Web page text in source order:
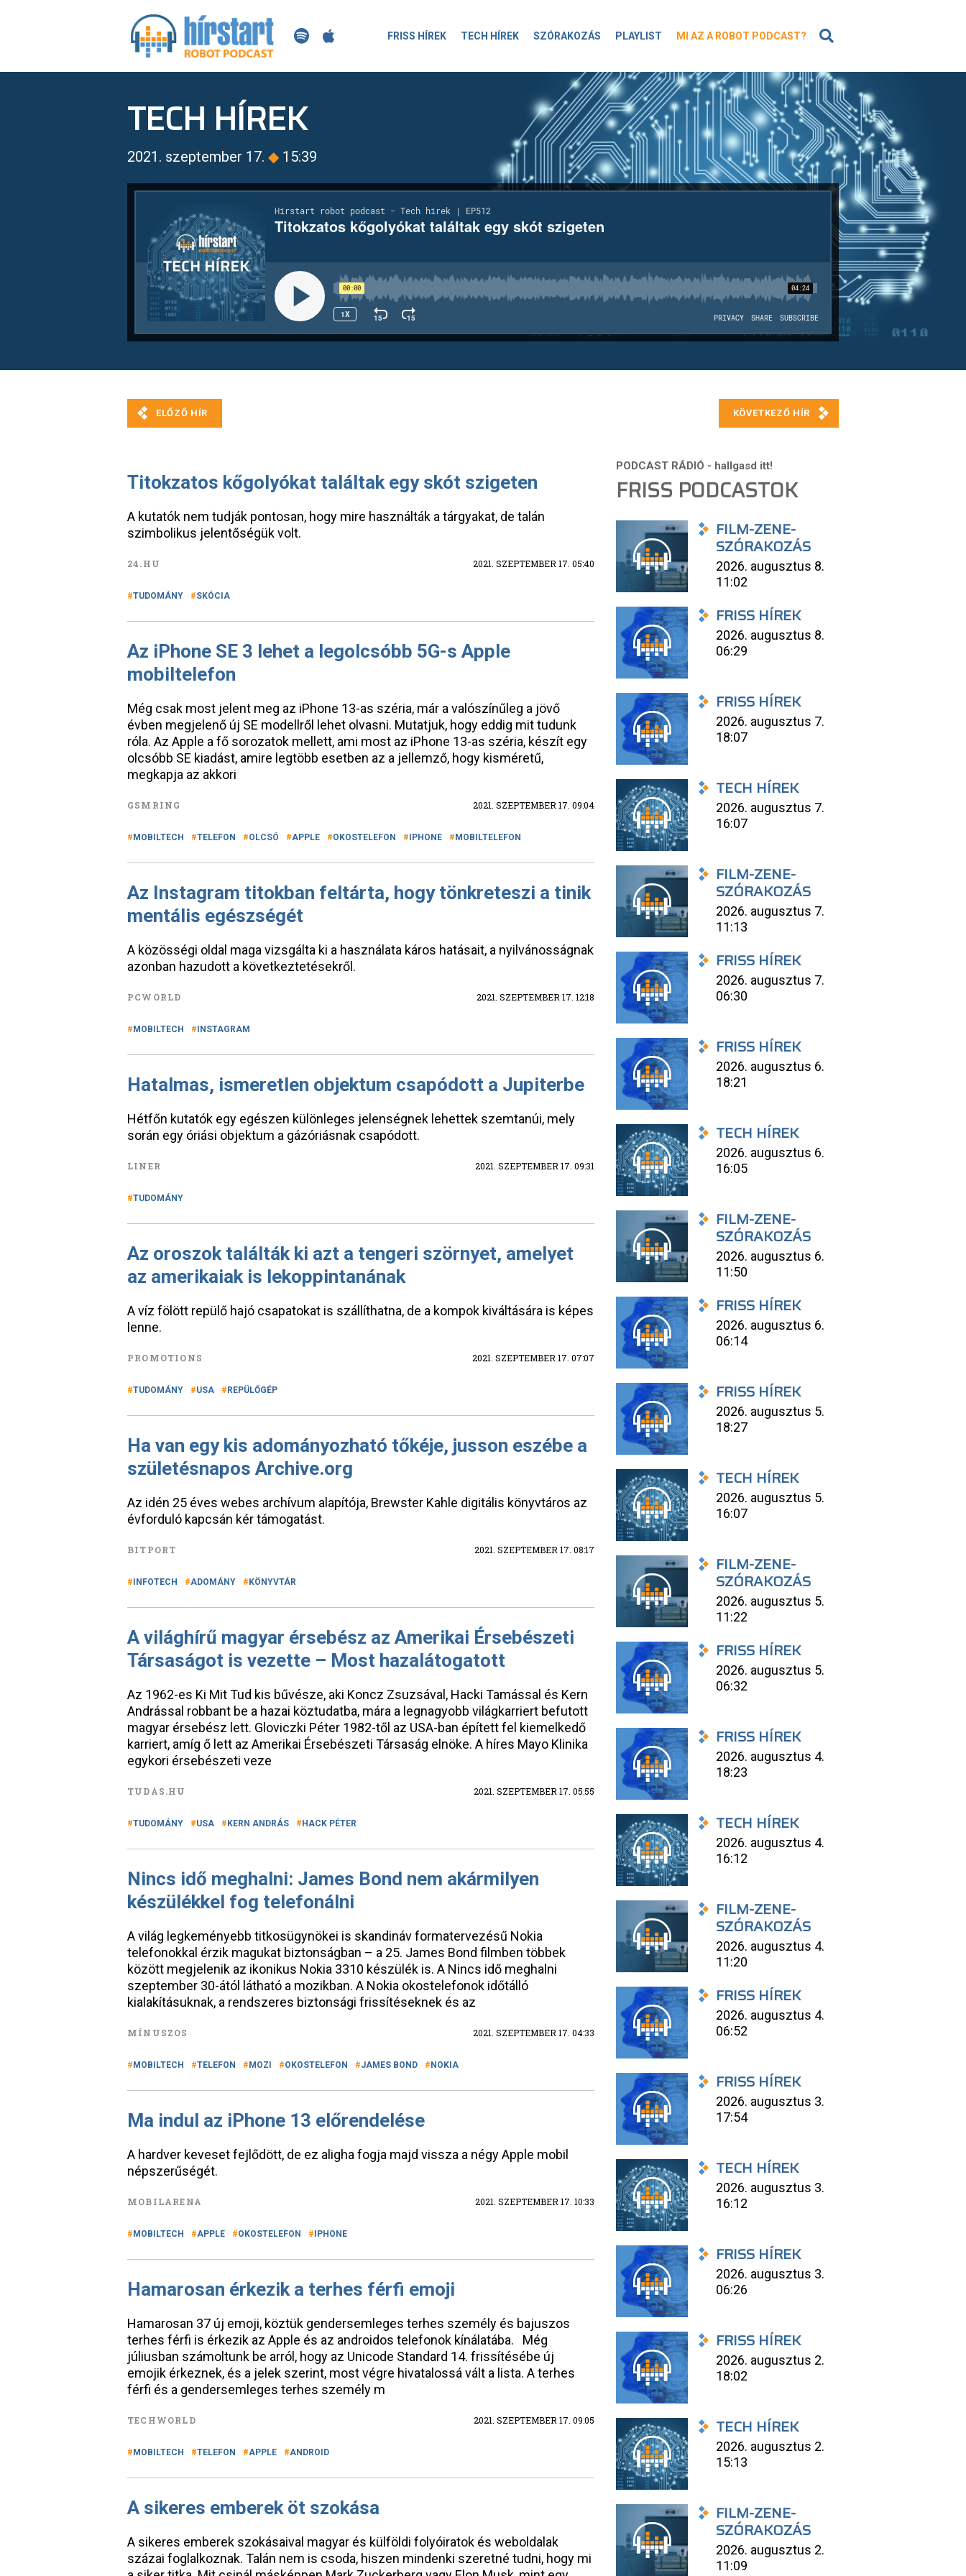
FRISS HÍREK TECH HÍREK SZÓRAKOZÁS PLAYLIST MI AZ A ROBOT PODCAST?
TECH HÍREK
2021. szeptember 17. ◆ 15:39
Titokzatos kőgolyókat találtak egy skót szigeten
A kutatók nem tudják pontosan, hogy mire használták a tárgyakat, de talán
szimbolikus jelentőségük volt.
24.HU 2021. SZEPTEMBER 17. 05:40
TUDOMÁNY SKÓCIA
Az iPhone SE 3 lehet a legolcsóbb 5G-s Apple
mobiltelefon
Még csak most jelent meg az iPhone 13-as széria, már a valószínűleg a jövő
évben megjelenő új SE modellről lehet olvasni. Mutatjuk, hogy eddig mit tudunk
róla. Az Apple a fő sorozatok mellett, ami most az iPhone 13-as széria, készít egy
olcsóbb SE kiadást, amire legtöbb esetben az a jellemző, hogy kisméretű,
megkapja az akkori
GSMRING 2021. SZEPTEMBER 17. 09:04
MOBILTECH TELEFON OLCSÓ APPLE OKOSTELEFON IPHONE MOBILTELEFON
Az Instagram titokban feltárta, hogy tönkreteszi a tinik
mentális egészségét
A közösségi oldal maga vizsgálta ki a használata káros hatásait, a nyilvánosságnak
azonban hazudott a következtetésekről.
PCWORLD 2021. SZEPTEMBER 17. 12:18
MOBILTECH INSTAGRAM
Hatalmas, ismeretlen objektum csapódott a Jupiterbe
Hétfőn kutatók egy egészen különleges jelenségnek lehettek szemtanúi, mely
során egy óriási objektum a gázóriásnak csapódott.
LINER 2021. SZEPTEMBER 17. 09:31
TUDOMÁNY
Az oroszok találták ki azt a tengeri szörnyet, amelyet
az amerikaiak is lekoppintanának
A víz fölött repülő hajó csapatokat is szállíthatna, de a kompok kiváltására is képes
lenne.
PROMOTIONS 2021. SZEPTEMBER 17. 07:07
TUDOMÁNY USA REPÜLŐGÉP
Ha van egy kis adományozható tőkéje, jusson eszébe a
születésnapos Archive.org
Az idén 25 éves webes archívum alapítója, Brewster Kahle digitális könyvtáros az
évforduló kapcsán kér támogatást.
BITPORT 2021. SZEPTEMBER 17. 08:17
INFOTECH ADOMÁNY KÖNYVTÁR
A világhírű magyar érsebész az Amerikai Érsebészeti
Társaságot is vezette – Most hazalátogatott
Az 1962-es Ki Mit Tud kis bűvésze, aki Koncz Zsuzsával, Hacki Tamással és Kern
Andrással robbant be a hazai köztudatba, mára a legnagyobb világkarriert befutott
magyar érsebész lett. Gloviczki Péter 1982-től az USA-ban épített fel kiemelkedő
karriert, amíg ő lett az Amerikai Érsebészeti Társaság elnöke. A híres Mayo Klinika
egykori érsebészeti veze
TUDÁS.HU 2021. SZEPTEMBER 17. 05:55
TUDOMÁNY USA KERN ANDRÁS HACK PÉTER
Nincs idő meghalni: James Bond nem akármilyen
készülékkel fog telefonálni
A világ legkeményebb titkosügynökei is skandináv formatervezésű Nokia
telefonokkal érzik magukat biztonságban – a 25. James Bond filmben többek
között megjelenik az ikonikus Nokia 3310 készülék is. A Nincs idő meghalni
szeptember 30-ától látható a mozikban. A Nokia okostelefonok időtálló
kialakításuknak, a rendszeres biztonsági frissítéseknek és az
MÍNUSZOS 2021. SZEPTEMBER 17. 04:33
MOBILTECH TELEFON MOZI OKOSTELEFON JAMES BOND NOKIA
Ma indul az iPhone 13 előrendelése
A hardver keveset fejlődött, de ez aligha fogja majd vissza a négy Apple mobil
népszerűségét.
MOBILARENA 2021. SZEPTEMBER 17. 10:33
MOBILTECH APPLE OKOSTELEFON IPHONE
Hamarosan érkezik a terhes férfi emoji
Hamarosan 37 új emoji, köztük gendersemleges terhes személy és bajuszos
terhes férfi is érkezik az Apple és az androidos telefonok kínálatába. Még
júliusban számoltunk be arról, hogy az Unicode Standard 14. frissítésébe új
emojik érkeznek, és a jelek szerint, most végre hivatalossá vált a lista. A terhes
férfi és a gendersemleges terhes személy m
TECHWORLD 2021. SZEPTEMBER 17. 09:05
MOBILTECH TELEFON APPLE ANDROID
A sikeres emberek öt szokása
A sikeres emberek szokásaival magyar és külföldi folyóiratok és weboldalak
százai foglalkoznak. Talán nem is csoda, hiszen mindenki szeretné tudni, hogy mi
FRISS PODCASTOK
FILM-ZENE-
SZÓRAKOZÁS
2026. augusztus 8.
11:02
FRISS HÍREK
2026. augusztus 8.
06:29
FRISS HÍREK
2026. augusztus 7.
18:07
TECH HÍREK
2026. augusztus 7.
16:07
FILM-ZENE-
SZÓRAKOZÁS
2026. augusztus 7.
11:13
FRISS HÍREK
2026. augusztus 7.
06:30
FRISS HÍREK
2026. augusztus 6.
18:21
TECH HÍREK
2026. augusztus 6.
16:05
FILM-ZENE-
SZÓRAKOZÁS
2026. augusztus 6.
11:50
FRISS HÍREK
2026. augusztus 6.
06:14
FRISS HÍREK
2026. augusztus 5.
18:27
TECH HÍREK
2026. augusztus 5.
16:07
FILM-ZENE-
SZÓRAKOZÁS
2026. augusztus 5.
11:22
FRISS HÍREK
2026. augusztus 5.
06:32
FRISS HÍREK
2026. augusztus 4.
18:23
TECH HÍREK
2026. augusztus 4.
16:12
FILM-ZENE-
SZÓRAKOZÁS
2026. augusztus 4.
11:20
FRISS HÍREK
2026. augusztus 4.
06:52
FRISS HÍREK
2026. augusztus 3.
17:54
TECH HÍREK
2026. augusztus 3.
16:12
FRISS HÍREK
2026. augusztus 3.
06:26
FRISS HÍREK
2026. augusztus 2.
18:02
TECH HÍREK
2026. augusztus 2.
15:13
FILM-ZENE-
SZÓRAKOZÁS
2026. augusztus 2.
11:09